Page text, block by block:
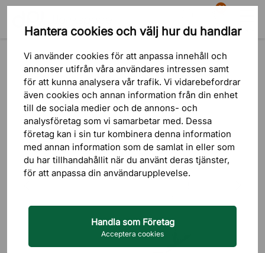
Hantera cookies och välj hur du handlar
Vi använder cookies för att anpassa innehåll och
annonser utifrån våra användares intressen samt
för att kunna analysera vår trafik. Vi vidarebefordrar
även cookies och annan information från din enhet
till de sociala medier och de annons- och
analysföretag som vi samarbetar med. Dessa
företag kan i sin tur kombinera denna information
med annan information som de samlat in eller som
du har tillhandahållit när du använt deras tjänster,
för att anpassa din användarupplevelse.
Handla som Företag
Acceptera cookies
Sök
81
Varukorg Meny